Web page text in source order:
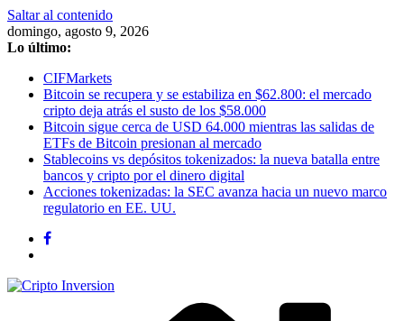
Saltar al contenido
domingo, agosto 9, 2026
Lo último:
CIFMarkets
Bitcoin se recupera y se estabiliza en $62.800: el mercado
cripto deja atrás el susto de los $58.000
Bitcoin sigue cerca de USD 64.000 mientras las salidas de
ETFs de Bitcoin presionan al mercado
Stablecoins vs depósitos tokenizados: la nueva batalla entre
bancos y cripto por el dinero digital
Acciones tokenizadas: la SEC avanza hacia un nuevo marco
regulatorio en EE. UU.